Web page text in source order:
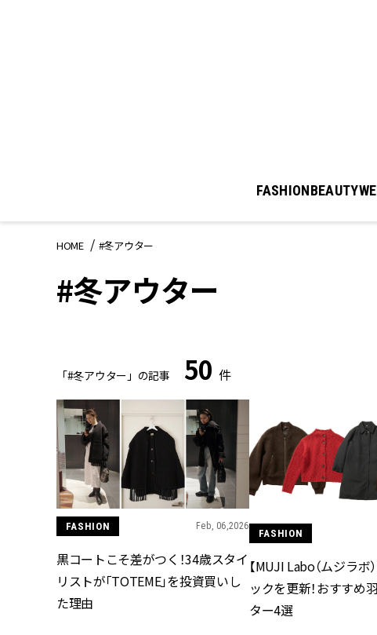
FASHIONBEAUTY
HOME #冬アウター
#冬アウター
「#冬アウター」の記事 50 件
FASHION Feb, 06,2026
黒コートこそ差がつく！34歳スタイ
リストが「TOTEME」を投資買いし
た理由
FASHION
【MUJI Labo（ムジラボ
ックを更新！おすすめ
ター4選